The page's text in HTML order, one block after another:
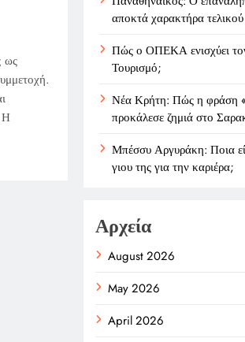
ως
Η
αποκτά χαρακτήρα τελικού
Πώς ο ΟΠΕΚΑ ενισχύει
Τουρισμό;
Νέα Κρήτη: Πώς η
προκάλεσε ζημιά στο
Μπέσσυ Αργυράκη: Ποια
γιου της για την καριέρα;
Αρχεία
August 2026
May 2026
April 2026